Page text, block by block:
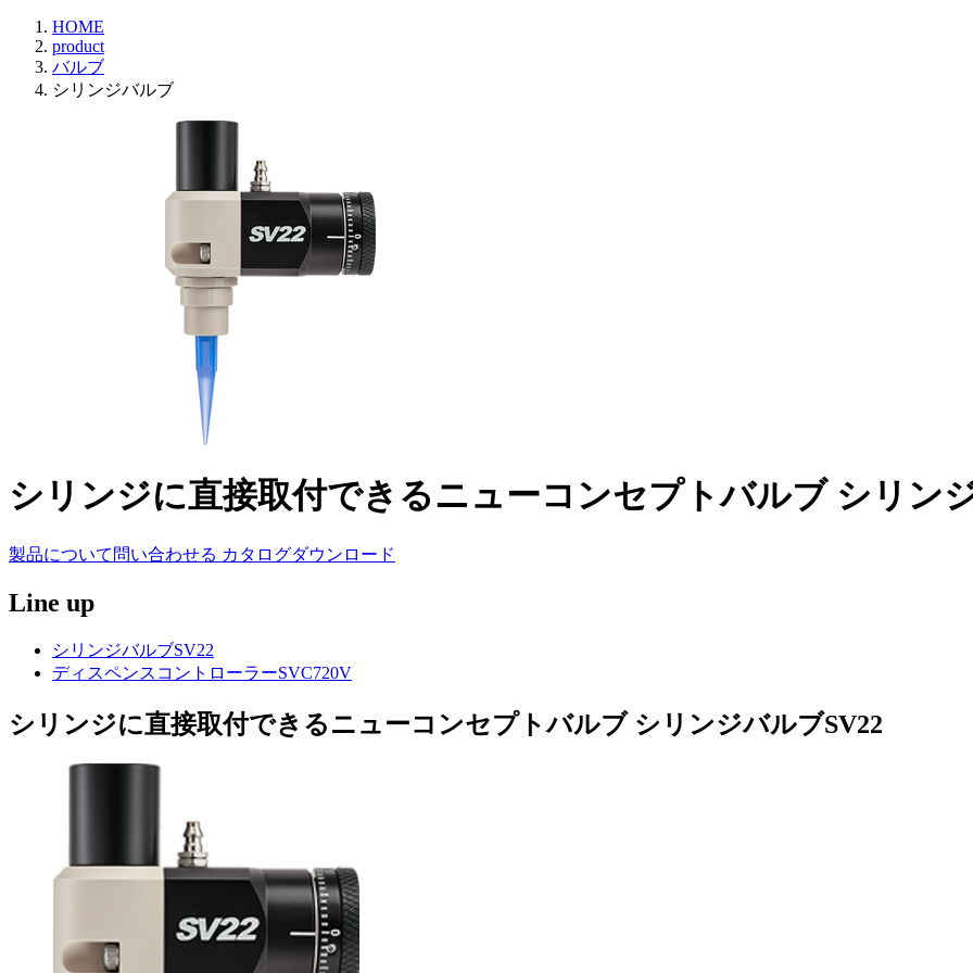
HOME
product
バルブ
シリンジバルブ
シリンジに直接取付できるニューコンセプトバルブシリン
製品について問い合わせる カタログダウンロード
Line up
シリンジバルブSV22
ディスペンスコントローラーSVC720V
シリンジに直接取付できるニューコンセプトバルブ シリンジバルブSV22